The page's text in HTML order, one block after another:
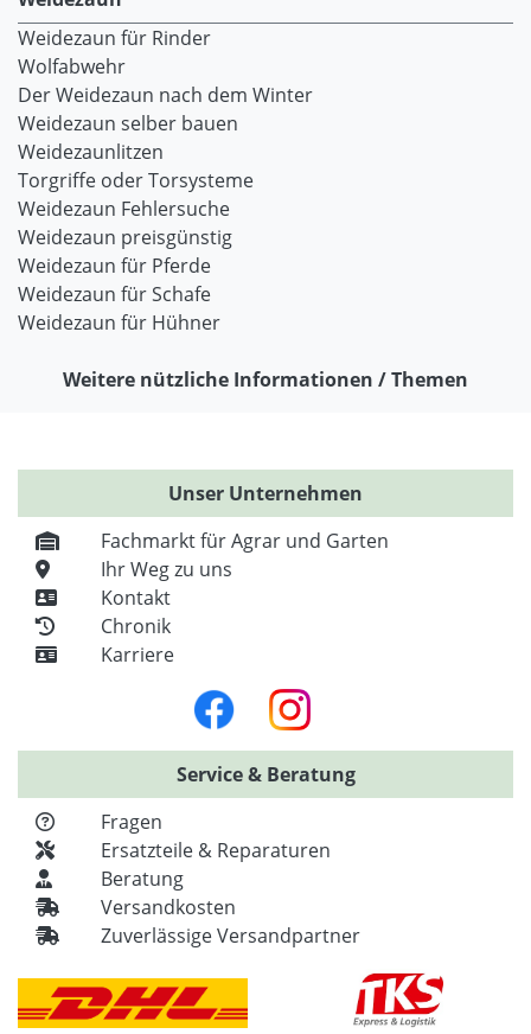
Weidezaun für Rinder
Wolfabwehr
Der Weidezaun nach dem Winter
Weidezaun selber bauen
Weidezaunlitzen
Torgriffe oder Torsysteme
Weidezaun Fehlersuche
Weidezaun preisgünstig
Weidezaun für Pferde
Weidezaun für Schafe
Weidezaun für Hühner
Weitere nützliche Informationen / Themen
Unser Unternehmen
Fachmarkt für Agrar und Garten
Ihr Weg zu uns
Kontakt
Chronik
Karriere
Service & Beratung
Fragen
Ersatzteile & Reparaturen
Beratung
Versandkosten
Zuverlässige Versandpartner